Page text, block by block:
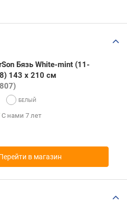
Бязь White-mint (11-
143 x 210 см
С нами 7 лет
в магазин